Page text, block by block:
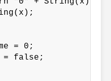
= 0;
= false;